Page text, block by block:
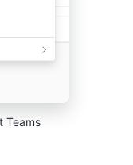
Teams